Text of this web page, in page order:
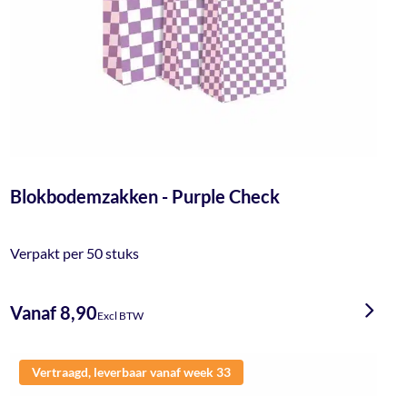
Blokbodemzakken - Purple Check
Verpakt per 50 stuks
Vanaf 8,90Excl BTW
Vertraagd, leverbaar vanaf week 33